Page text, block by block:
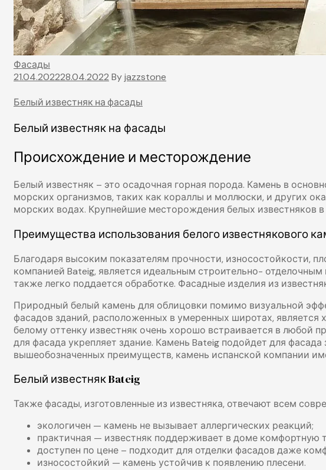
Фасады
21.04.202228.04.2022 Byjazzstone
Белый известняк на фасады
Белый известняк на фасады
Происхождение и месторождение
Белый известняк – это осадочная горная порода. Камень в
морских организмов, таких как кораллы и моллюски, и других
морских водах. Крупнейшие месторождения белых известняков
Преимущества использования белого известнякового
Благодаря высоким показателям прочности, износостойкости,
компанией Bateig, является идеальным строительно-
также легко поддается обработке. Фасадные изделия из
Природный белый камень для облицовки помимо визуальной
фасадов зданий, расположенных в умеренных широтах,
белому оттенку известняк очень хорошо встраивается в любой
для фасада укрепляет здание. Камень Bateig подойдет для
вышеобозначенных преимуществ, камень испанской компании
Белый известняк Bateig
Также фасады, изготовленные из известняка, отвечают всем
экологичен — камень не вызывает аллергических реакций;
практичная — известняк поддерживает в доме комфортную
доступен по цене – подходит для отделки фасадов даже
износостойкий — камень устойчив к появлению плесени.